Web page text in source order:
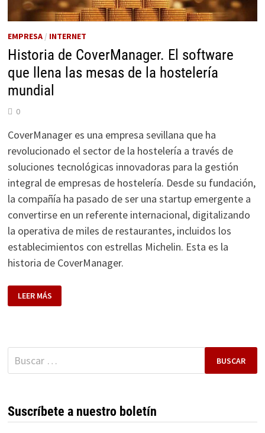
EMPRESA/ INTERNET
Historia de CoverManager. El software
que llena las mesas de la hostelería
mundial
0
CoverManager es una empresa sevillana que ha
revolucionado el sector de la hostelería a través de
soluciones tecnológicas innovadoras para la gestión
integral de empresas de hostelería. Desde su fundación,
la compañía ha pasado de ser una startup emergente a
convertirse en un referente internacional, digitalizando
la operativa de miles de restaurantes, incluidos los
establecimientos con estrellas Michelin. Esta es la
historia de CoverManager.
HISTORIA
DE
COVERMANAGER.
LAS
MESAS
DE
LA
LEER MÁS
Buscar:
Suscríbete a nuestro boletín